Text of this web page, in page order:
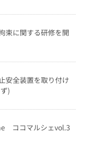
束に関する研修を開
安全装置を取り付け
)
ココマルシェvol.3